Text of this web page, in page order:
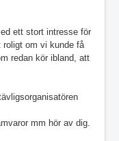
ett stort intresse för
om vi kunde få
redan kör ibland, att
mm hör av dig.